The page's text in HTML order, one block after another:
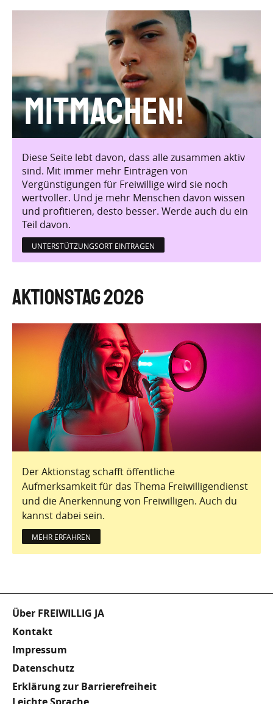
Mitmachen!
Diese Seite lebt davon, dass alle zusammen aktiv
sind. Mit immer mehr Einträgen von
Vergünstigungen für Freiwillige wird sie noch
wertvoller. Und je mehr Menschen davon wissen
und profitieren, desto besser. Werde auch du ein
Teil davon.
UNTERSTÜTZUNGSORT EINTRAGEN
Aktionstag 2026
Der Aktionstag schafft öffentliche
Aufmerksamkeit für das Thema Freiwilligendienst
und die Anerkennung von Freiwilligen. Auch du
kannst dabei sein.
MEHR ERFAHREN
Fußzeile
Über FREIWILLIG JA
Kontakt
Impressum
Datenschutz
Erklärung zur Barrierefreiheit